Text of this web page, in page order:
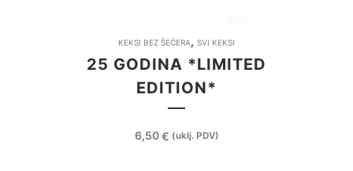
KEKSI BEZ ŠEĆERA, SVI KEKSI
25 GODINA *LIMITED
EDITION*
6,50€ (uklj. PDV)